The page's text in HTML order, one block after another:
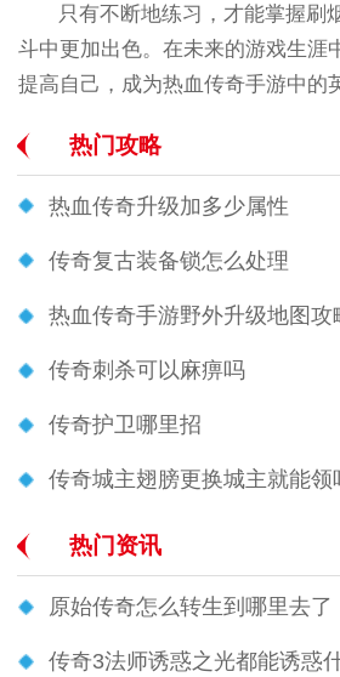
只有不断地练习，才能掌握刷
斗中更加出色。在未来的游戏生涯
提高自己，成为热血传奇手游中的
热门攻略
热血传奇升级加多少属性
传奇复古装备锁怎么处理
热血传奇手游野外升级地图攻
传奇刺杀可以麻痹吗
传奇护卫哪里招
传奇城主翅膀更换城主就能领
热门资讯
原始传奇怎么转生到哪里去了
传奇3法师诱惑之光都能诱惑